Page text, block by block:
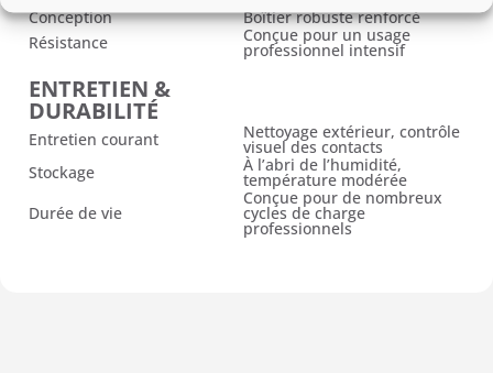
Conception
Boîtier robuste renforcé
Résistance
Conçue pour un usage
professionnel intensif
ENTRETIEN &
DURABILITÉ
Entretien courant Nettoyage extérieur, contrôle
visuel des contacts
Stockage
À l’abri de l’humidité,
température modérée
Durée de vie
Conçue pour de nombreux
cycles de charge
professionnels